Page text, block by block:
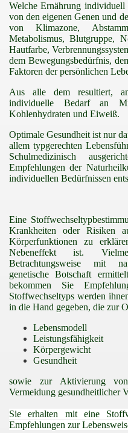
Welche Ernährung
von den eigenen Genen und
von Klimazone,
Metabolismus, Blutgruppe,
Hautfarbe,
dem Bewegungsbedürfnis,
Faktoren der persönlichen
Aus alle dem resultiert,
individuelle Bedarf an
Kohlenhydraten und Eiweiß.
Optimale Gesundheit ist nur
allem typgerechten
Schulmedizinisch
Empfehlungen der
individuellen Bedürfnissen
Eine
Krankheiten oder Risiken
Körperfunktionen zu
Nebeneffekt ist.
Betrachtungsweise mit
genetische Botschaft
bekommen Sie
Stoffwechseltyps werden
in die Hand gegeben, die zur
Lebensmodell
Leistungsfähigkeit
Körpergewicht
Gesundheit
sowie zur Aktivierung
Vermeidung gesundheitlicher
Sie erhalten mit eine
Empfehlungen zur